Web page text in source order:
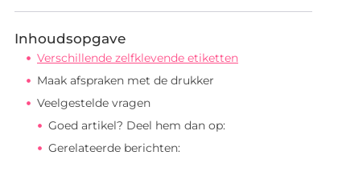
Inhoudsopgave
Verschillende zelfklevende etiketten
Maak afspraken met de drukker
Veelgestelde vragen
Goed artikel? Deel hem dan op:
Gerelateerde berichten: